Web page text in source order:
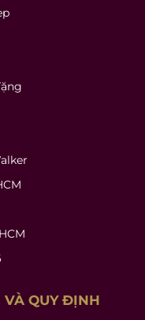
VÀ QUY ĐỊNH